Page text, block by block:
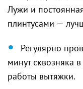
Лужи и
плинтусами —
Регулярно
минут сквозняка
работы вытяжки.